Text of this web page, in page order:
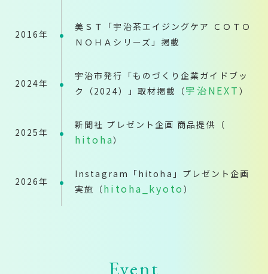
2016年
美ＳＴ「宇治茶エイジングケア ＣＯＴＯ
ＮＯＨＡシリーズ」掲載
2024年
宇治市発行「ものづくり企業ガイドブッ
ク（2024）」取材掲載（宇治NEXT ）
2025年
新聞社 プレゼント企画 商品提供（
hitoha）
2026年
Instagram「hitoha」プレゼント企画
実施（hitoha_kyoto ）
Event